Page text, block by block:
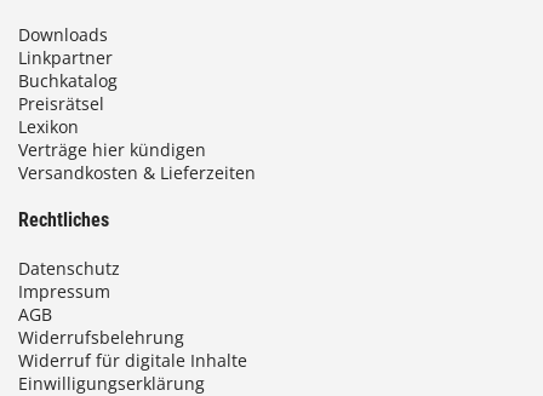
Downloads
Linkpartner
Buchkatalog
Preisrätsel
Lexikon
Verträge hier kündigen
Versandkosten & Lieferzeiten
Rechtliches
Datenschutz
Impressum
AGB
Widerrufsbelehrung
Widerruf für digitale Inhalte
Einwilligungserklärung